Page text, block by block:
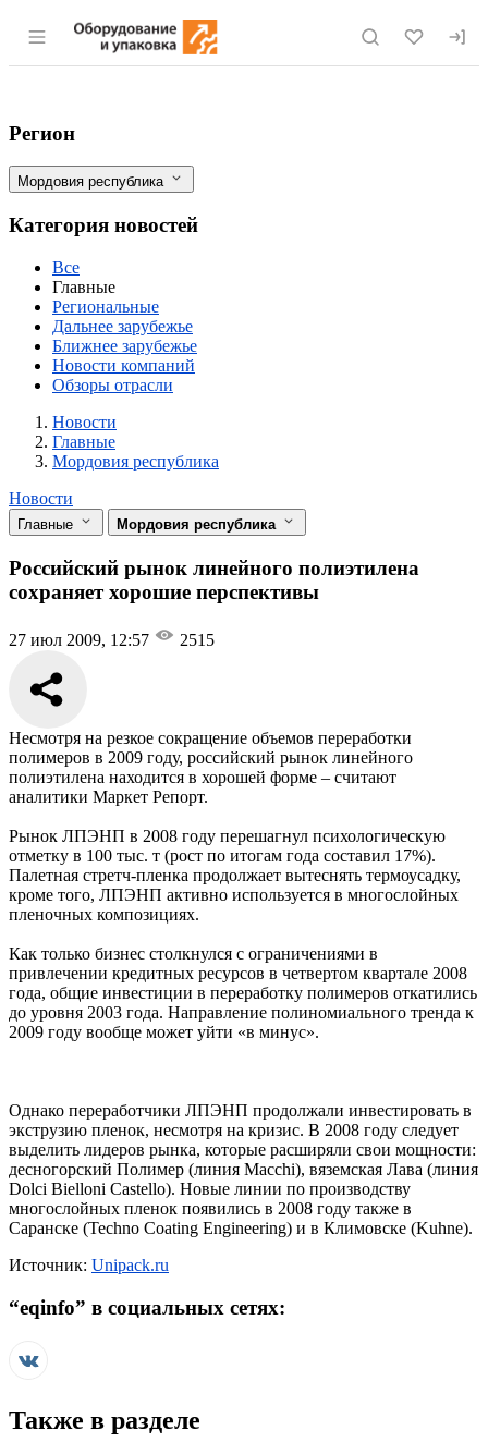
Раздел навигации по сайту eqinfo.ru
Российский рынок линейного
Фильтры
Регион
Мордовия республика
Категория новостей
Все
Главные
Региональные
Дальнее зарубежье
Ближнее зарубежье
Новости компаний
Обзоры отрасли
Новости
Разделы
Новости
Главные
Мордовия республика
Новости
Главные Мордовия республика
Российский рынок линейного полиэтилена
сохраняет хорошие перспективы
27 июл 2009, 12:57 2515
Несмотря на резкое сокращение объемов переработки
полимеров в 2009 году, российский рынок линейного
полиэтилена находится в хорошей форме – считают
аналитики Маркет Репорт.
Рынок ЛПЭНП в 2008 году перешагнул психологическую
отметку в 100 тыс. т (рост по итогам года составил 17%).
Палетная стретч-пленка продолжает вытеснять термоусадку,
кроме того, ЛПЭНП активно используется в многослойных
пленочных композициях.
Как только бизнес столкнулся с ограничениями в
привлечении кредитных ресурсов в четвертом квартале 2008
года, общие инвестиции в переработку полимеров откатились
до уровня 2003 года. Направление полиномиального тренда к
2009 году вообще может уйти «в минус».
Однако переработчики ЛПЭНП продолжали инвестировать в
экструзию пленок, несмотря на кризис. В 2008 году следует
выделить лидеров рынка, которые расширяли свои мощности:
десногорский Полимер (линия Macchi), вяземская Лава (линия
Dolci Bielloni Castello). Новые линии по производству
многослойных пленок появились в 2008 году также в
Саранске (Techno Coating Engineering) и в Климовске (Kuhne).
Источник: Unipack.ru
“eqinfo” в социальных сетях:
Также в разделе